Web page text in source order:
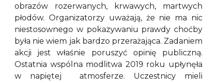
obrazów rozerwanych, krwawych, martwych
płodów. Organizatorzy uważają, że nie ma nic
niestosownego w pokazywaniu prawdy choćby
była nie wiem jak bardzo przerażająca. Zadaniem
akcji jest właśnie poruszyć opinię publiczną.
Ostatnia wspólna modlitwa 2019 roku upłynęła
w napiętej atmosferze. Uczestnicy mieli